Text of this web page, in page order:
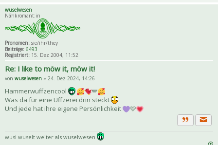
wuselwesen
Nähkromant:in
Pronomen: sie/ihr/they
Beiträge: 6493
Registriert: 15. Dez 2004, 11:52
Re: I like to möw it, möw it!
von wuselwesen » 24. Dez 2024, 14:26
Hammerwuffzencool
🪽
Was da für eine Uffzerei drin steckt
Und jede hat ihre eigene Persönlichkeit
🩷
Zitat
wusi wuselt weiter als wuselwesen